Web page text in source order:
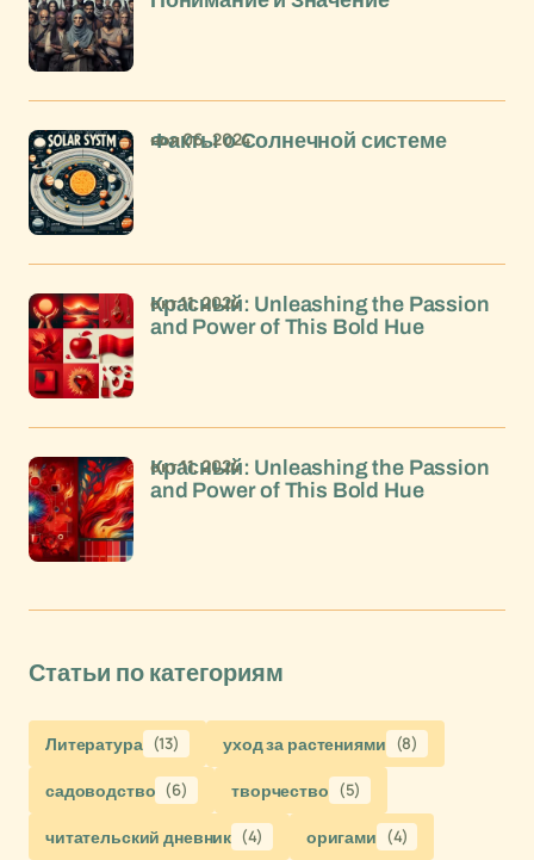
Факты о Солнечной системе
ноя 06, 2024
Красный: Unleashing the Passion
and Power of This Bold Hue
окт 11, 2024
Красный: Unleashing the Passion
and Power of This Bold Hue
окт 11, 2024
Статьи по категориям
Литература (13) уход за растениями (8)
садоводство (6) творчество (5)
читательский дневник (4) оригами (4)